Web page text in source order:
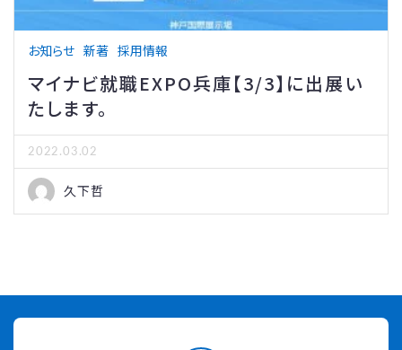
お知らせ 新著 採用情報
マイナビ就職EXPO兵庫【3/3】に出展い
たします。
2022.03.02
久下哲